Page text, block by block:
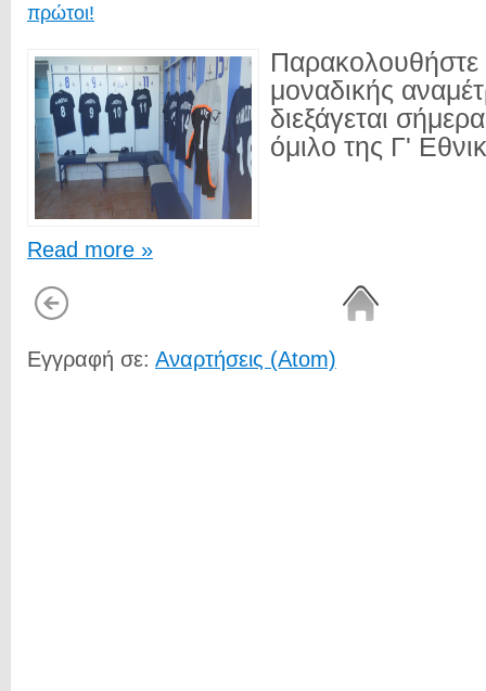
πρώτοι!
Παρακολουθήστε
μοναδικής
διεξάγεται
όμιλο της Γ'
Read more »
Εγγραφή σε: Αναρτήσεις (Atom)